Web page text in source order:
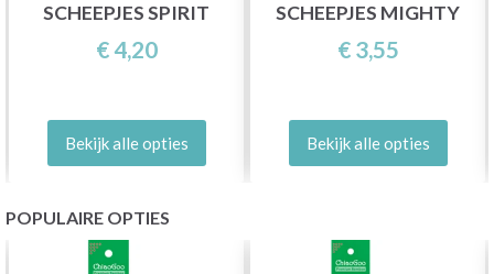
SCHEEPJES SPIRIT
€ 4,20
Bekijk alle opties
SCHEEPJES MIGHTY
€ 3,55
Bekijk alle opties
POPULAIRE OPTIES